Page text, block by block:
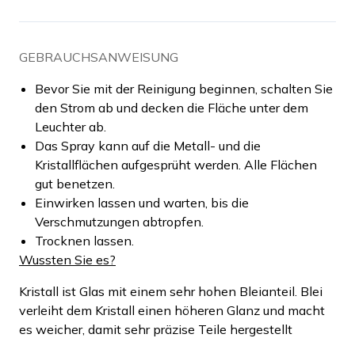
GEBRAUCHSANWEISUNG
Bevor Sie mit der Reinigung beginnen, schalten Sie
den Strom ab und decken die Fläche unter dem
Leuchter ab.
Das Spray kann auf die Metall- und die
Kristallflächen aufgesprüht werden. Alle Flächen
gut benetzen.
Einwirken lassen und warten, bis die
Verschmutzungen abtropfen.
Trocknen lassen.
Wussten Sie es?
Kristall ist Glas mit einem sehr hohen Bleianteil. Blei
verleiht dem Kristall einen höheren Glanz und macht
es weicher, damit sehr präzise Teile hergestellt